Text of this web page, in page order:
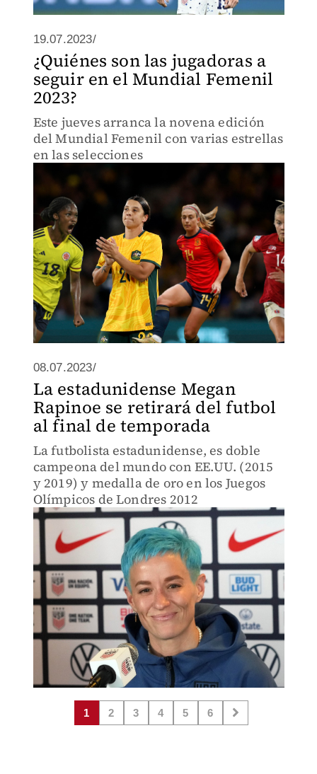
19.07.2023/
¿Quiénes son las jugadoras a
seguir en el Mundial Femenil
2023?
Este jueves arranca la novena edición
del Mundial Femenil con varias estrellas
en las selecciones
08.07.2023/
La estadunidense Megan
Rapinoe se retirará del futbol
al final de temporada
La futbolista estadunidense, es doble
campeona del mundo con EE.UU. (2015
y 2019) y medalla de oro en los Juegos
Olímpicos de Londres 2012
1 2 3 4 5 6